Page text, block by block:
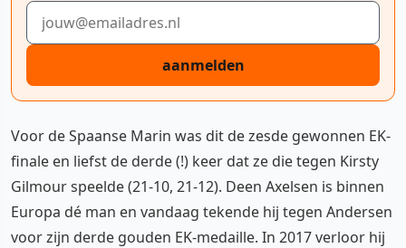
E-mailadres
aanmelden
Voor de Spaanse Marin was dit de zesde gewonnen EK-
finale en liefst de derde (!) keer dat ze die tegen Kirsty
Gilmour speelde (21-10, 21-12). Deen Axelsen is binnen
Europa dé man en vandaag tekende hij tegen Andersen
voor zijn derde gouden EK-medaille. In 2017 verloor hij